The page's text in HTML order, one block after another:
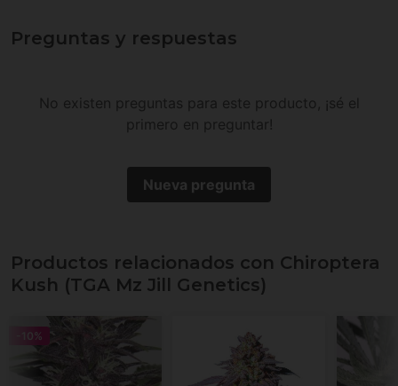
Preguntas y respuestas
No existen preguntas para este producto, ¡sé el
primero en preguntar!
Nueva pregunta
Productos relacionados con Chiroptera
Kush (TGA Mz Jill Genetics)
-10%